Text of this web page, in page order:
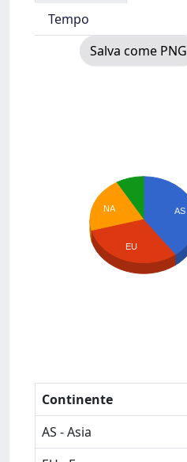
Tempo
Salva come PNG
AS
NA
EU
Continente
AS - Asia